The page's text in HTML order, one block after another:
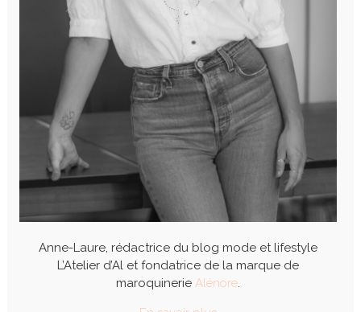
Anne-Laure, rédactrice du blog mode et lifestyle
L’Atelier d’Al et fondatrice de la marque de
maroquinerie Alénore.